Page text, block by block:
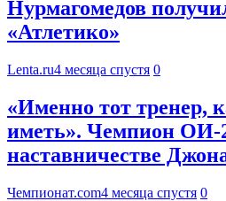
Нурмагомедов
«Атлетико»
Lenta.ru4 месяца спустя 0
«Именно тот тренер,
иметь». Чемпион ОИ-
наставничестве
Чемпионат.com4 месяца спустя 0